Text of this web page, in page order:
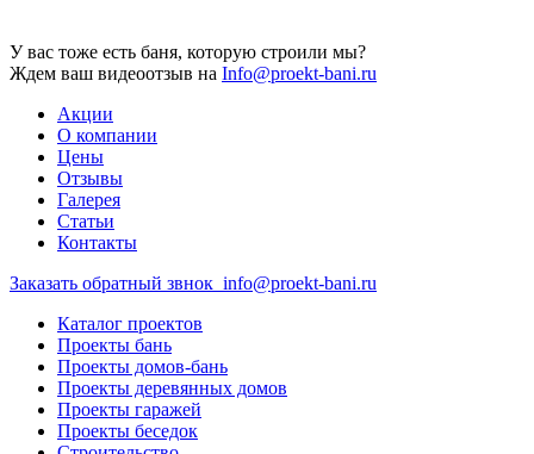
У вас тоже есть баня, которую строили мы?
Ждем ваш видеоотзыв на Info@proekt-bani.ru
Акции
О компании
Цены
Отзывы
Галерея
Статьи
Контакты
Заказать обратный звнок info@proekt-bani.ru
Каталог проектов
Проекты бань
Проекты домов-бань
Проекты деревянных домов
Проекты гаражей
Проекты беседок